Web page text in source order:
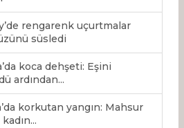
rengarenk uçurtmalar
süsledi
koca dehşeti: Eşini
ardından...
korkutan yangın: Mahsur